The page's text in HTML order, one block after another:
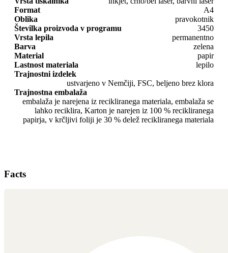
Format
A4
Oblika
pravokotnik
Številka proizvoda v programu
3450
Vrsta lepila
permanentno
Barva
zelena
Material
papir
Lastnost materiala
lepilo
Trajnostni izdelek
ustvarjeno v Nemčiji, FSC, beljeno brez klora
Trajnostna embalaža
embalaža je narejena iz recikliranega materiala, embalaža se
lahko reciklira, Karton je narejen iz 100 % recikliranega
papirja, v krčljivi foliji je 30 % delež recikliranega materiala
Facts